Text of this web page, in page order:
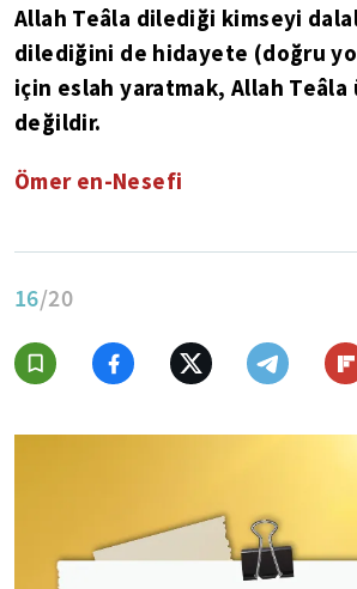
Allah Teâla dilediği kimseyi
dilediğini de hidayete (doğru
için eslah yaratmak, Allah Teâla
değildir.
Ömer en-Nesefi
16/20